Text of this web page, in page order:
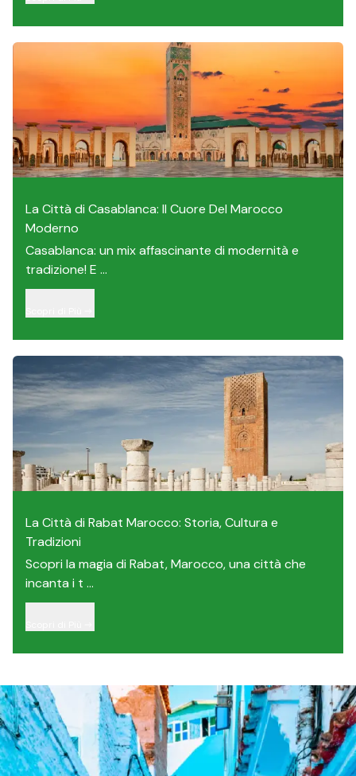
La Città di Casablanca: Il Cuore Del Marocco
Moderno
Casablanca: un mix affascinante di modernità e
tradizione! E ...
La Città di Rabat Marocco: Storia, Cultura e
Tradizioni
Scopri la magia di Rabat, Marocco, una città che
incanta i t ...